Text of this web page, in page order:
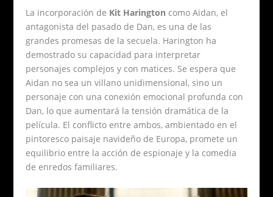
La incorporación de Kit Harington como Aidan, el
antagonista del pasado de Dan, es una de las
grandes promesas de la secuela. Harington ha
demostrado su capacidad para interpretar
personajes complejos y con matices. Se espera que
Aidan no sea un villano unidimensional, sino un
personaje con una conexión emocional profunda con
Dan, lo que aumentará la tensión dramática de la
película. El conflicto entre ambos, ambientado en el
pintoresco paisaje navideño de Europa, promete un
equilibrio entre la acción de espionaje y la comedia
de enredos familiares.